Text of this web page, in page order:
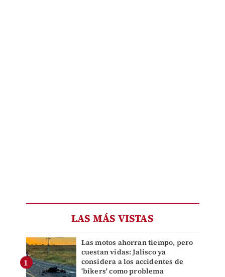
LAS MÁS VISTAS
Las motos ahorran tiempo, pero
cuestan vidas: Jalisco ya
considera a los accidentes de
'bikers' como problema